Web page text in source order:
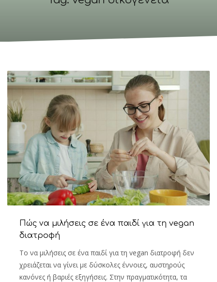
Πώς να μιλήσεις σε ένα παιδί για τη vegan
διατροφή
Το να μιλήσεις σε ένα παιδί για τη vegan διατροφή δεν
χρειάζεται να γίνει με δύσκολες έννοιες, αυστηρούς
κανόνες ή βαριές εξηγήσεις. Στην πραγματικότητα, τα